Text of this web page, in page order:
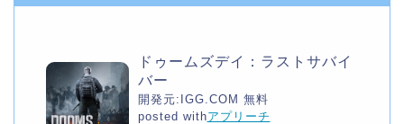
ドゥームズデイ：ラストサバイ
バー
開発元: IGG.COM 無料
posted withアプリーチ